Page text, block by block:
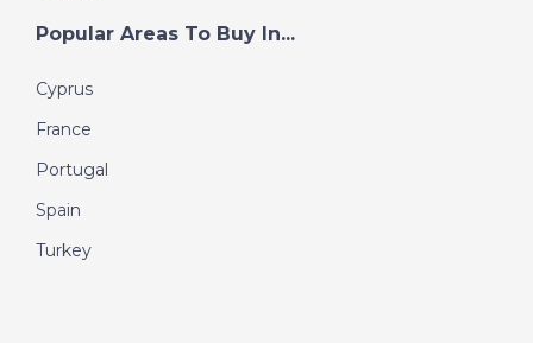
Popular Areas To Buy In...
Cyprus
France
Portugal
Spain
Turkey